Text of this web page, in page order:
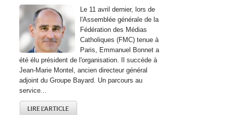
Le 11 avril dernier, lors de
l'Assemblée générale de la
Fédération des Médias
Catholiques (FMC) tenue à
Paris, Emmanuel Bonnet a
été élu président de l'organisation. Il succède à
Jean-Marie Montel, ancien directeur général
adjoint du Groupe Bayard. Un parcours au
service...
LIRE L'ARTICLE